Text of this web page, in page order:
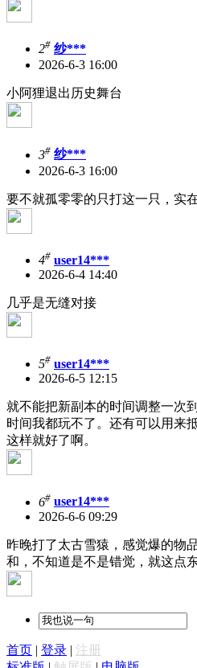
2# 纱***
2026-6-3 16:00
小阿狸退出历史舞台
3# 纱***
2026-6-3 16:00
要不就孤零零的只打这一只，实
4# user14***
2026-6-4 14:40
几乎是无缝对接
5# user14***
2026-6-5 12:15
就不能把新副本的时间调整一次
时间我都玩不了。还有可以用来
这样就好了啊。
6# user14***
2026-6-6 09:29
昨晚打了太古雪猿，感觉爆的物
和，不知道是不是错觉，就这点
首页 | 登录 | 注册